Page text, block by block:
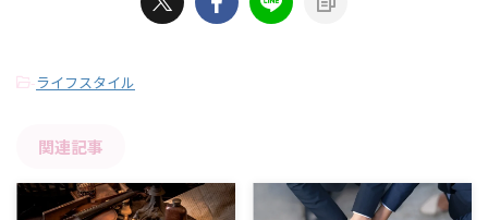
-ライフスタイル
関連記事